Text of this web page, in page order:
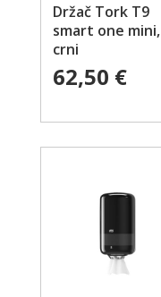
Držač Tork T9
smart one mini,
crni
62,50 €